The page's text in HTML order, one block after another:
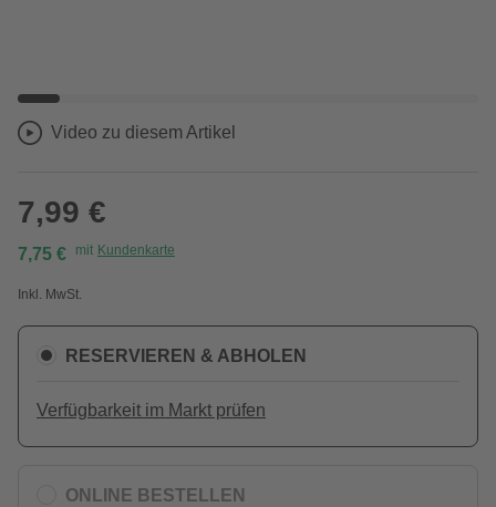
Video zu diesem Artikel
7,99 €
7,75 € mit Kundenkarte
Inkl. MwSt.
RESERVIEREN & ABHOLEN
Verfügbarkeit im Markt prüfen
ONLINE BESTELLEN